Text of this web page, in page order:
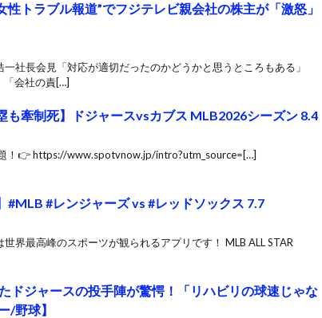
トラブル報道”でフジテレビ親会社の株主が「激怒」
社長会見「対応が適切だったのかどうかと思うところもある」
会社の責[…]
も牽制死】ドジャースvsカブス MLB2026シーズン 8.4
！👉 https://www.spotvnow.jp/intro?utm_source=[…]
#MLB #レンジャーズ vs #レッドソックス 7.7
界最高峰のスポーツが観られるアプリです！ MLB ALL STAR
ドジャースの投手陣が驚愕！「リハビリの球速じゃな
/野球】